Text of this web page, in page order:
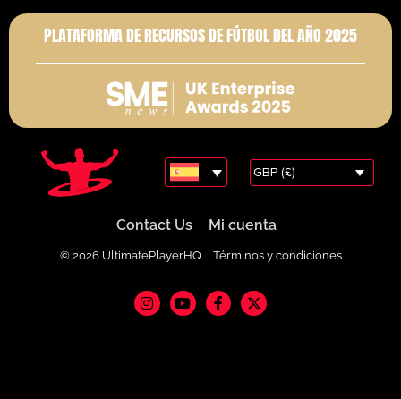
PLATAFORMA DE RECURSOS DE FÚTBOL DEL AÑO 2025
GBP (£)
Contact Us Mi cuenta
© 2026 UltimatePlayerHQ Términos y condiciones